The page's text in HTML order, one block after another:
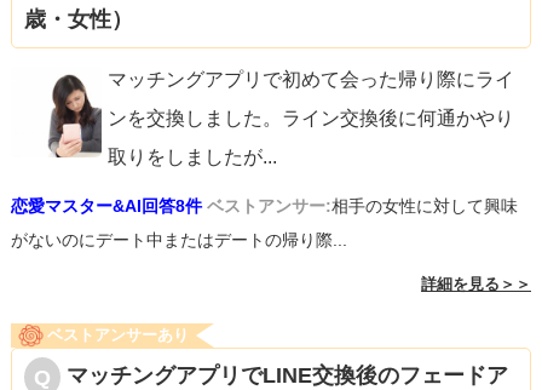
歳・女性）
マッチングアプリで初めて会った帰り際にライ
ンを交換しました。ライン交換後に何通かやり
取りをしましたが...
恋愛マスター&AI回答8件 ベストアンサー:相手の女性に対して興味
がないのにデート中またはデートの帰り際...
詳細を見る＞＞
ベストアンサーあり
マッチングアプリでLINE交換後のフェードア